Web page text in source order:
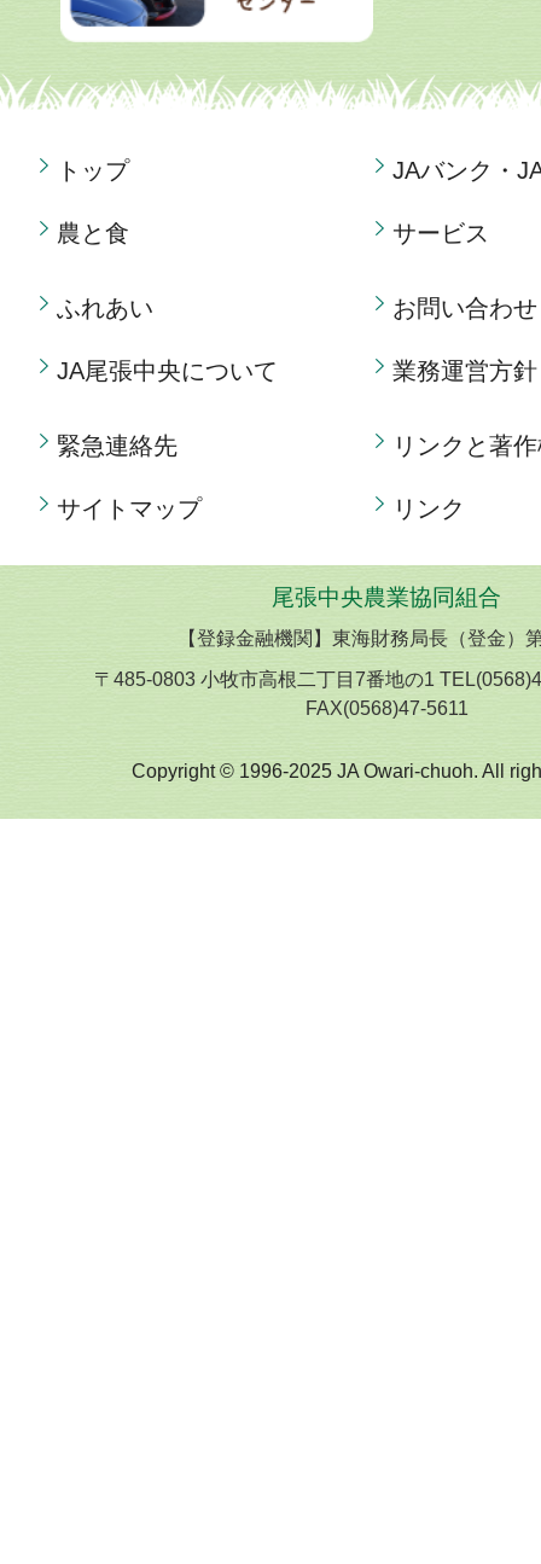
トップ
農と食
JAバンク・
サービス
ふれあい
JA尾張中央について
お問い合わせ
業務運営方針
緊急連絡先
サイトマップ
リンクと著
リンク
尾張中央農業協同組合
【登録金融機関】東海財務局長（登金）
〒485-0803 小牧市高根二丁目7番地の1
FAX(0568)47-5611
Copyright © 1996-2025 JA Owari-chuoh. All